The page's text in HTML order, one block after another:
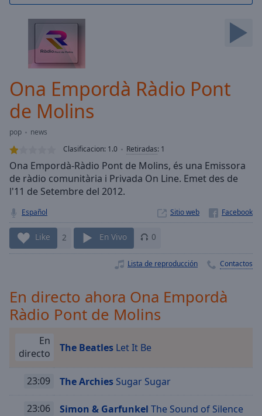
Backward
Current
Duration -:-
Loaded
0.00%
Stream
Type
Seek to
live,
currently
behind
Remaining
Time-
Rate
Chapters
Chapters
Descriptions
descriptions
selected
Ona Empordà Ràdio Pont
de Molins
pop
news
Clasificacion: 1.0 Retiradas: 1
Ona Empordà-Ràdio Pont de Molins, és una Emissora
de ràdio comunitària i Privada On Line. Emet des de
l'11 de Setembre del 2012.
Español Sitio web
Like 2 En Vivo 0
Lista de reproducción Contactos
En directo ahora Ona Empordà
Ràdio Pont de Molins
En
directo
The Beatles Let It Be
23:09 The Archies Sugar Sugar
23:06 Simon & Garfunkel The Sound of Silence